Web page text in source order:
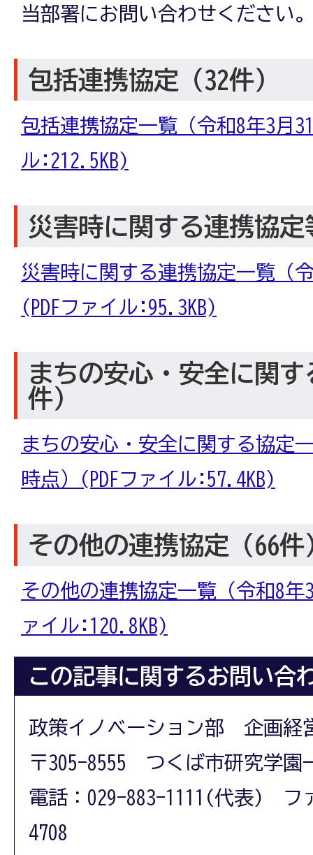
当部署にお問い合わせください
包括連携協定（32件）
包括連携協定一覧（令和8年3月
ル:212.5KB)
災害時に関する連携協定
災害時に関する連携協定一覧（
(PDFファイル:95.3KB)
まちの安心・安全に関す
件）
まちの安心・安全に関する協定
時点）(PDFファイル:57.4KB)
その他の連携協定（66件
その他の連携協定一覧（令和8年
ァイル:120.8KB)
この記事に関するお問い合
政策イノベーション部 企画経
〒305-8555 つくば市研究学園
電話：029-883-1111(代表) フ
4708